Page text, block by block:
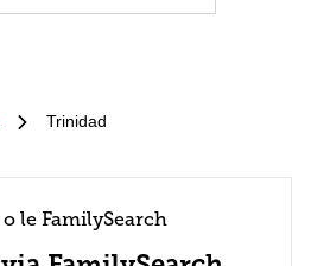
Trinidad
le FamilySearch